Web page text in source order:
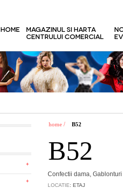
HOME
MAGAZINUL SI HARTA
CENTRULUI COMERCIAL
home / B52
B52
Confectii dama, Gablonturi
LOCATIE: ETAJ